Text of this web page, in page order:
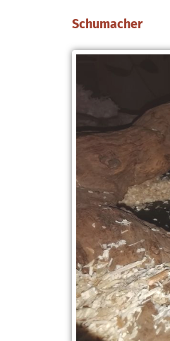
Schumacher